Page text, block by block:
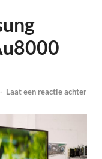
- Laat een reactie achter